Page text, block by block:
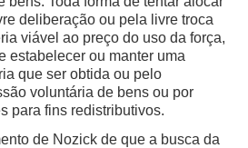
deliberação ou pela livre troca
viável ao preço do uso da força,
estabelecer ou manter uma
que ser obtida ou pelo
voluntária de bens ou por
para fins redistributivos.
de Nozick de que a busca da